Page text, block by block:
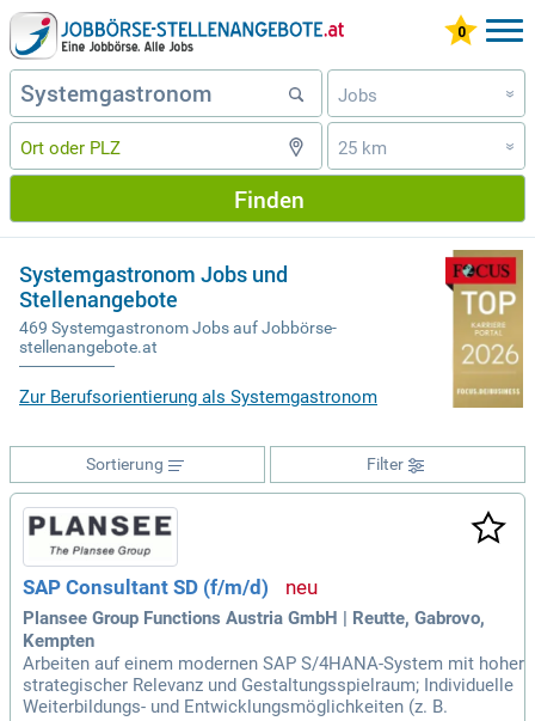
Jobs »
25 km »
Finden
Systemgastronom Jobs und
Stellenangebote
469 Systemgastronom Jobs auf Jobbörse-
stellenangebote.at
Zur Berufsorientierung als Systemgastronom
Filter
Sortierung
SAP Consultant SD (f/m/d)
Plansee Group Functions Austria GmbH | Reutte, Gabrovo,
Kempten
Arbeiten auf einem modernen SAP S/4HANA-System mit hoher
strategischer Relevanz und Gestaltungsspielraum; Individuelle
Weiterbildungs- und Entwicklungsmöglichkeiten (z. B.